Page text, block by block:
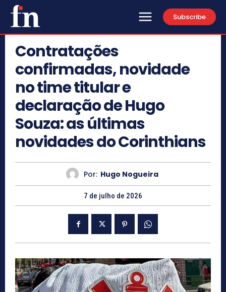
Subscribe
Contratações
confirmadas, novidade
no time titular e
declaração de Hugo
Souza: as últimas
novidades do Corinthians
Por: Hugo Nogueira
7 de julho de 2026